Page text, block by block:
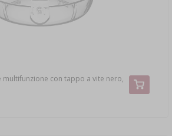
con tappo a vite nero,